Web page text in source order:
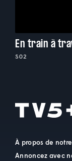
En train à
S02
À propos de
Annoncez avec